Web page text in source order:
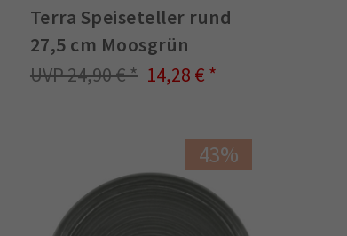
Terra Speiseteller rund
27,5 cm Moosgrün
24,90 €
14,28 €
43%